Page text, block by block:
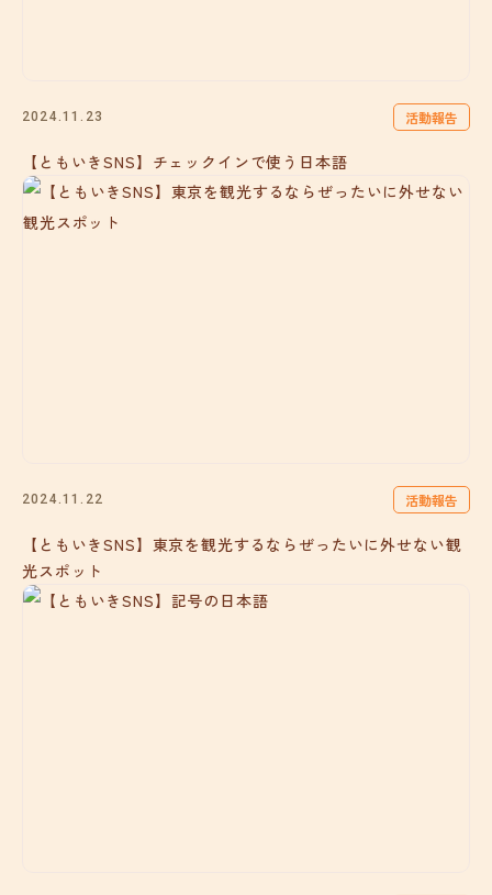
2024.11.23 活動報告
【ともいきSNS】チェックインで使う日本語
2024.11.22 活動報告
【ともいきSNS】東京を観光するならぜったいに外せない観
光スポット